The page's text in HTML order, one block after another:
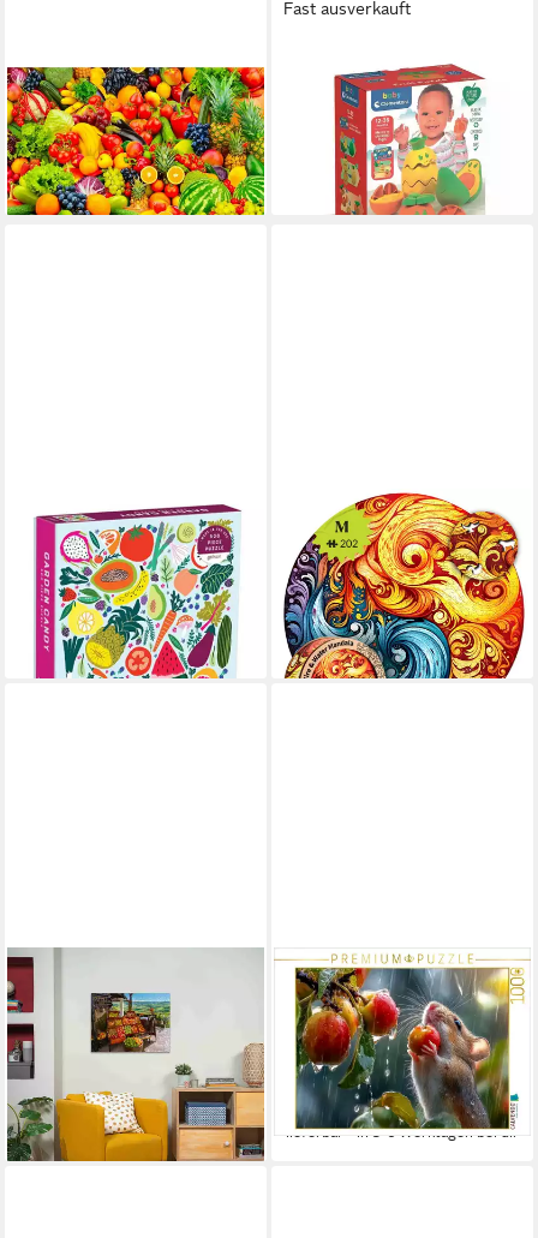
Puzzle ENJOY Puzzle Obst
und Gemüse 1000 Teile,
Puzzleteile
25,14 €
lieferbar in 2 Wochen
Fast ausverkauft
Lernspielzeug Früchte
Friendly Faces Obstsortier-
Babyspielzeug, Puzzle
18,62 €
lieferbar - in 7-9 Werktagen bei dir
CHRONICLE BOOKS
Puzzle Früchte des Gartens,
Puzzleteile
13,99 €
lieferbar - in 4-5 Werktagen bei dir
MAGICHOLZ
Puzzle Feuer und Wasser
Mandala Holzpuzzle (2D), 202
Puzzleteile
ab 24,90 €
lieferbar - in 3-4 Werktagen bei dir
RAVENSBURGER
Puzzle 500 Teile Puzzle Obst-
und Gemüsemarkt, Kroatien
12001814, Puzzleteile
ab 16,39 €
lieferbar - in 4-5 Werktagen bei dir
CALVENDO
Puzzle CALVENDO Puzzle
Mmmh, süße Früchte
schmecken bei jedem Wetter,
1000 T, 1000 Puzzleteile
33,99 €
lieferbar - in 5-6 Werktagen bei dir